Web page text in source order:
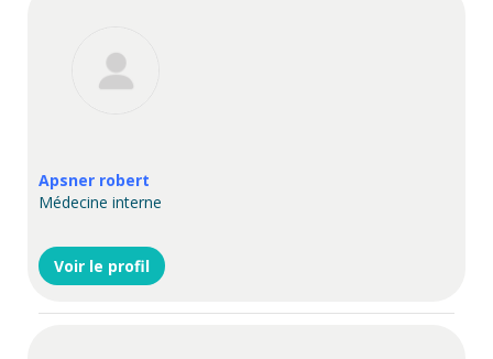
Apsner robert
Médecine interne
Voir le profil